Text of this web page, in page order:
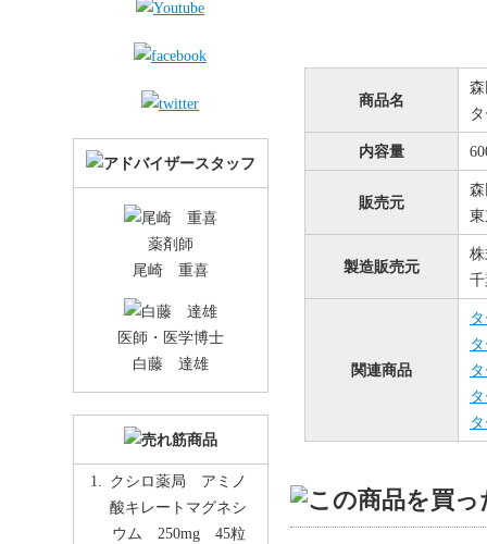
商品名
内容量
販売元
製造販売元
関連商品
薬剤師
尾崎 重喜
医師・医学博士
白藤 達雄
クシロ薬局 アミノ
酸キレートマグネシ
ウム 250mg 45粒